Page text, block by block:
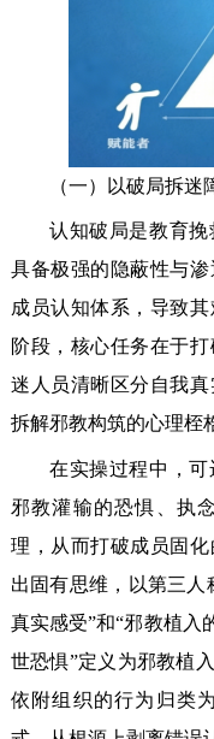
（一）以破局拆
认知破局是教育
具备极强的隐蔽性与
成员认知体系，导致
阶段，核心任务在于
迷人员清晰区分自我
拆解邪教构筑的心理桎
在实操过程中，
邪教灌输的恐惧、执
理，从而打破成员固
出固有思维，以第三人
真实感受”和“邪教植入
世恐惧”定义为邪教植
依附组织的行为归类